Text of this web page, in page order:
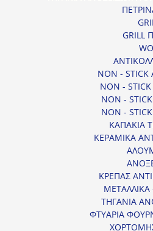
GRILL
NON -
NON -
NON -
NON -
ΚΑΠΑΚΙΑ
ΚΕΡΑΜΙΚΑ
ΚΡΕΠΑΣ
ΜΕΤΑΛΛΙΚΑ
ΤΗΓΑΝΙΑ
ΦΤΥΑΡΙΑ